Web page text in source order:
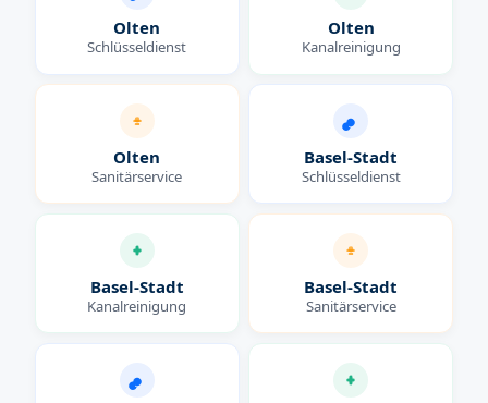
Olten
Schlüsseldienst
Olten
Kanalreinigung
Olten
Sanitärservice
Basel-Stadt
Schlüsseldienst
Basel-Stadt
Kanalreinigung
Basel-Stadt
Sanitärservice